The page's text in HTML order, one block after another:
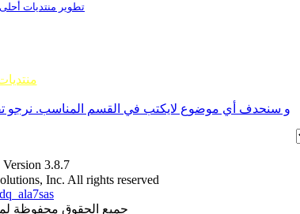
تطوير منتديات
و سنحدف أي موضوع لايكتب في القسم المناسب. نرجو
3.8.7
Inc. All rights reserved.
جميع الحقوق محفوظة